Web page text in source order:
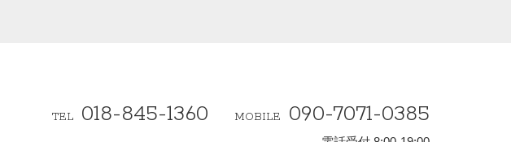
TEL 018-845-1360 MOBILE 090-7071-0385